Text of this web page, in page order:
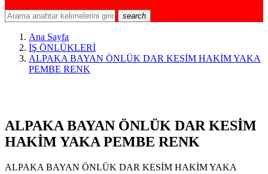
search
Ana Sayfa
İŞ ÖNLÜKLERİ
ALPAKA BAYAN ÖNLÜK DAR KESİM HAKİM YAKA
PEMBE RENK
ALPAKA BAYAN ÖNLÜK DAR KESİM
HAKİM YAKA PEMBE RENK
ALPAKA BAYAN ÖNLÜK DAR KESİM HAKİM YAKA